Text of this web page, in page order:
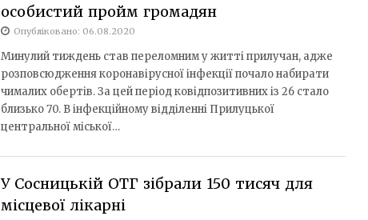
особистий пройм громадян
Опубліковано: 06.08.2020
Минулий тиждень став переломним у житті прилучан, адже
розповсюдження коронавірусної інфекції почало набирати
чималих обертів. За цей період ковідпозитивних із 26 стало
близько 70. В інфекційному відділенні Прилуцької
центральної міської…
У Сосницькій ОТГ зібрали 150 тисяч для
місцевої лікарні